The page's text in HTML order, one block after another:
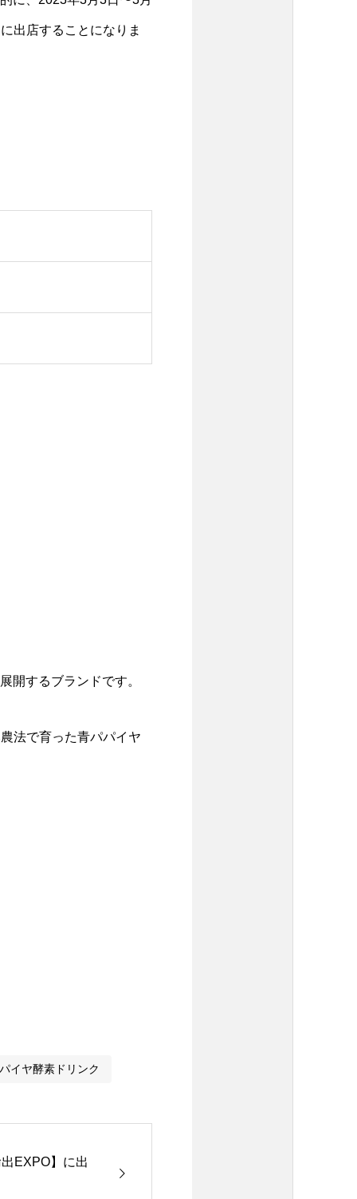
出店することになりま
開するブランドです。
法で育った青パパイヤ
イヤ酵素ドリンク
EXPO】に出